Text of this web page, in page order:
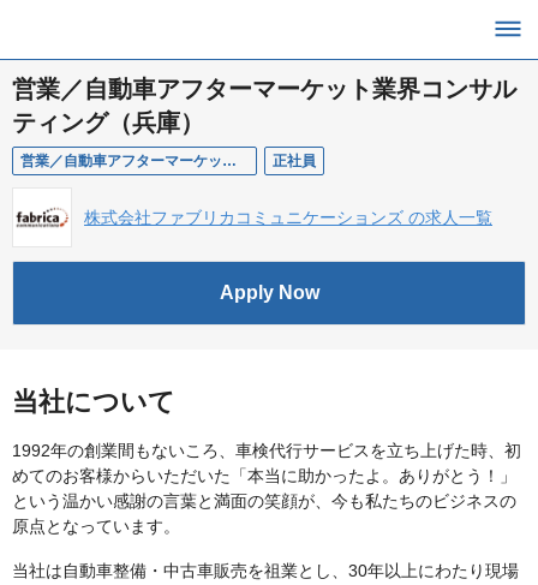
営業／自動車アフターマーケット業界コンサル
ティング（兵庫）
営業／自動車アフターマーケット業界コンサルティング（兵庫） 正社員
株式会社ファブリカコミュニケーションズ の求人一覧
Apply Now
当社について
1992年の創業間もないころ、車検代行サービスを立ち上げた時、初
めてのお客様からいただいた「本当に助かったよ。ありがとう！」
という温かい感謝の言葉と満面の笑顔が、今も私たちのビジネスの
原点となっています。
当社は自動車整備・中古車販売を祖業とし、30年以上にわたり現場